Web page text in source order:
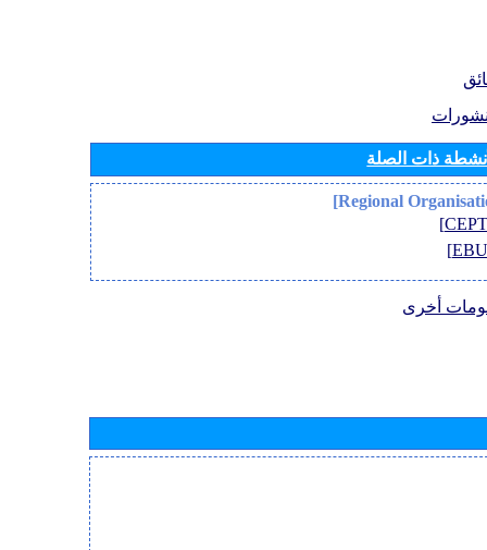
ذات الصلة
أخرى